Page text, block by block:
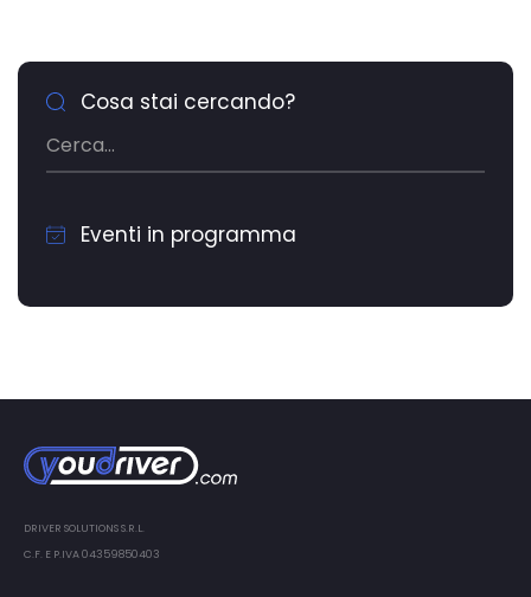
Cosa stai cercando?
Eventi in programma
DRIVER SOLUTIONS S.R.L.
C.F. E P.IVA 04359850403